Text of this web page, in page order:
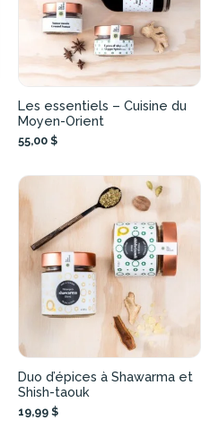
Les essentiels – Cuisine du
Moyen-Orient
55,00 $
Duo d’épices à Shawarma et
Shish-taouk
19,99 $